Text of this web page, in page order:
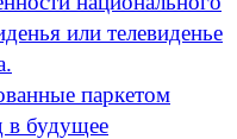
или телевиденье
паркетом
в будущее